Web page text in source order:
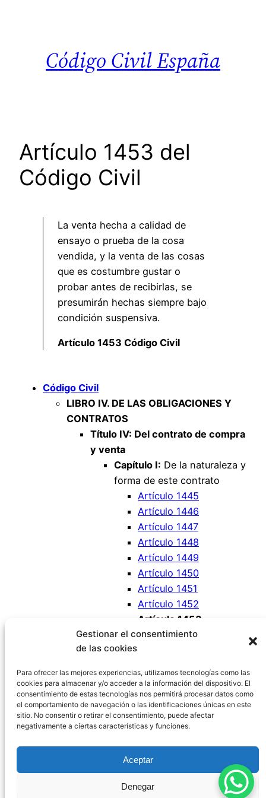
Gestionar el consentimiento
de las cookies
Para ofrecer las mejores experiencias, utilizamos tecnologías como las
cookies para almacenar y/o acceder a la información del dispositivo. El
consentimiento de estas tecnologías nos permitirá procesar datos como
el comportamiento de navegación o las identificaciones únicas en este
sitio. No consentir o retirar el consentimiento, puede afectar
negativamente a ciertas características y funciones.
Aceptar
Denegar
Código Civil España
Artículo 1453 del
Código Civil
La venta hecha a calidad de
ensayo o prueba de la cosa
vendida, y la venta de las cosas
que es costumbre gustar o
probar antes de recibirlas, se
presumirán hechas siempre bajo
condición suspensiva.
Artículo 1453 Código Civil
Código Civil
LIBRO IV. DE LAS OBLIGACIONES Y
CONTRATOS
Título IV: Del contrato de compra
y venta
Capítulo I: De la naturaleza y
forma de este contrato
Artículo 1445
Artículo 1446
Artículo 1447
Artículo 1448
Artículo 1449
Artículo 1450
Artículo 1451
Artículo 1452
Artículo 1453
Artículo 1454
Política de Privacidad
Política de